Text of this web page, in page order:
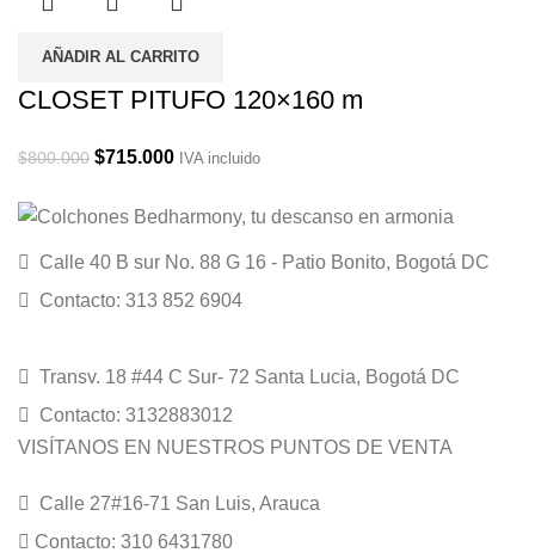
AÑADIR AL CARRITO
CLOSET PITUFO 120×160 m
$800.000 Original
was:
$715.000Current
is:
IVA incluido
Calle 40 B sur No. 88 G 16 - Patio Bonito, Bogotá DC
Contacto: 313 852 6904
Transv. 18 #44 C Sur- 72 Santa Lucia, Bogotá DC
Contacto: 3132883012
VISÍTANOS EN NUESTROS PUNTOS DE VENTA
Calle 27#16-71 San Luis, Arauca
Contacto: 310 6431780